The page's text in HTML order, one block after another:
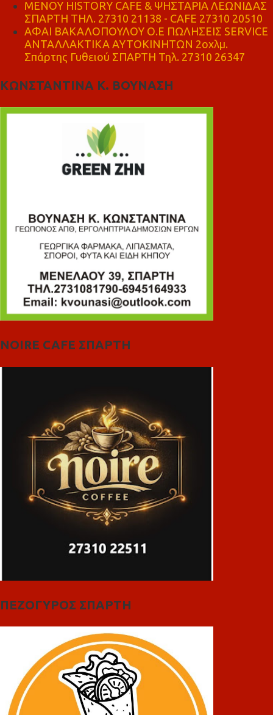
ΜΕΝΟΥ HISTORY CAFE & ΨΗΣΤΑΡΙΑ ΛΕΩΝΙΔΑΣ
ΣΠΑΡΤΗ ΤΗΛ. 27310 21138 - CAFE 27310 20510
ΑΦΑΙ ΒΑΚΑΛΟΠΟΥΛΟΥ Ο.Ε ΠΩΛΗΣΕΙΣ SERVICE
ΑΝΤΑΛΛΑΚΤΙΚΑ ΑΥΤΟΚΙΝΗΤΩΝ 2οχλμ.
Σπάρτης Γυθειού ΣΠΑΡΤΗ Τηλ. 27310 26347
ΚΩΝΣΤΑΝΤΙΝΑ Κ. ΒΟΥΝΑΣΗ
NOIRE CAFE ΣΠΑΡΤΗ
ΠΕΖΟΓΥΡΟΣ ΣΠΑΡΤΗ